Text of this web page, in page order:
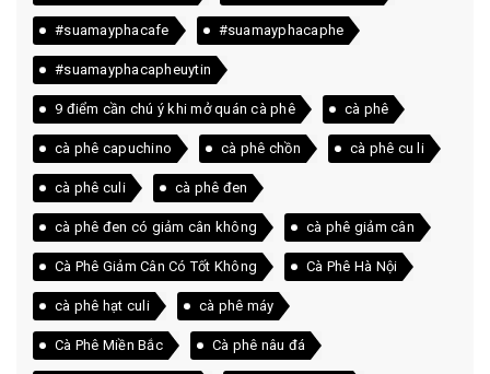
#suamayphacafe #suamayphacaphe
#suamayphacapheuytin
9 điểm cần chú ý khi mở quán cà phê cà phê
cà phê capuchino cà phê chồn cà phê cu li
cà phê culi cà phê đen
cà phê đen có giảm cân không cà phê giảm cân
Cà Phê Giảm Cân Có Tốt Không Cà Phê Hà Nội
cà phê hạt culi cà phê máy
Cà Phê Miền Bắc Cà phê nâu đá